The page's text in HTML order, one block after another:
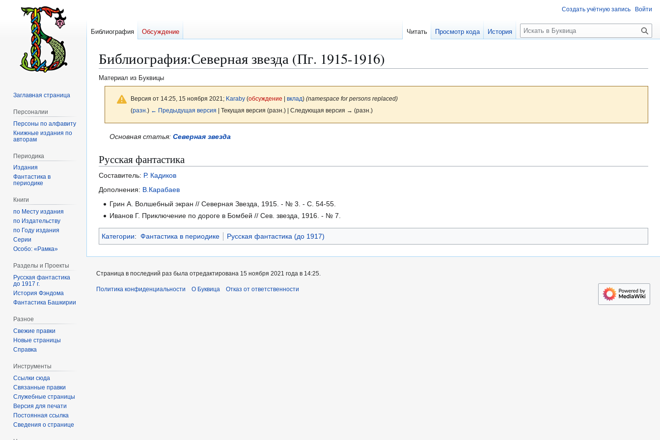
Библиография:Северная звезда (Пг. 1915-1916)
Материал из Буквицы
Версия от 14:25, 15 ноября 2021; Karaby (обсуждение вклад) (namespace for persons replaced)
(разн. ) ← Предыдущая версия | Текущая версия (разн.) | Следующая версия → (разн.)
Перейти
навигации
Перейти
поиску
Основная статья:Северная звезда
Русская фантастика
Составитель: Р. Кадиков
Дополнения: В.Карабаев
Грин А. Волшебный экран // Северная Звезда, 1915. - № 3. - С. 54-55.
Иванов Г. Приключение по дороге в Бомбей // Сев. звезда, 1916. - № 7.
Категории: Фантастика в периодике Русская фантастика (до 1917)
Создать учётную запись Войти
Библиография Обсуждение Читать Просмотр кода История
П
о
к
Заглавная страница
Персоналии
Персоны по алфавиту
Книжные издания по
авторам
Периодика
Издания
Фантастика в
периодике
Книги
по Месту издания
по Издательству
по Году издания
Серии
Особо: «Рамка»
Разделы и Проекты
Русская фантастика
до 1917 г.
История Фэндома
Фантастика Башкирии
Разное
Свежие правки
Новые страницы
Справка
Инструменты
Ссылки сюда
Связанные правки
Служебные страницы
Версия для печати
Постоянная ссылка
Сведения о странице
Страница в последний раз была отредактирована 15 ноября 2021 года в 14:25.
Политика конфиденциальности О Буквица Отказ от ответственности